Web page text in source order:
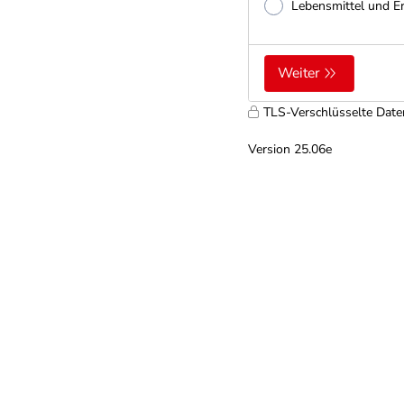
Lebensmittel und
Weiter
TLS-Verschlüsselte
Version 25.06e9699